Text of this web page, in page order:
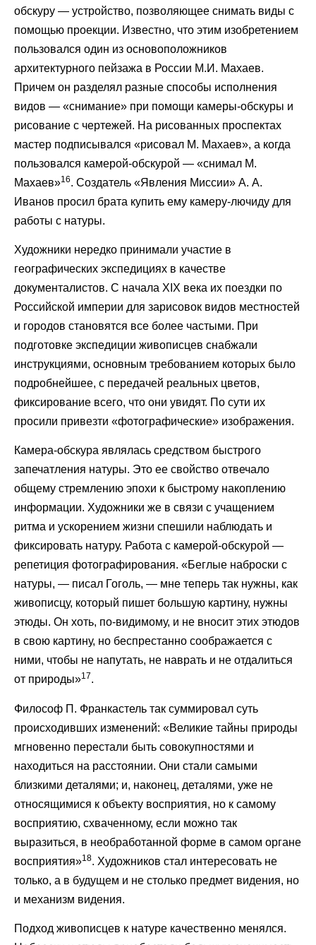
обскуру — устройство, позволяющее снимать виды с
помощью проекции. Известно, что этим изобретением
пользовался один из основоположников
архитектурного пейзажа в России М.И. Махаев.
Причем он разделял разные способы исполнения
видов — «снимание» при помощи камеры-обскуры и
рисование с чертежей. На рисованных проспектах
мастер подписывался «рисовал М. Махаев», а когда
пользовался камерой-обскурой — «снимал М.
Махаев»16. Создатель «Явления Миссии» А. А.
Иванов просил брата купить ему камеру-лючиду для
работы с натуры.
Художники нередко принимали участие в
географических экспедициях в качестве
документалистов. С начала XIX века их поездки по
Российской империи для зарисовок видов местностей
и городов становятся все более частыми. При
подготовке экспедиции живописцев снабжали
инструкциями, основным требованием которых было
подробнейшее, с передачей реальных цветов,
фиксирование всего, что они увидят. По сути их
просили привезти «фотографические» изображения.
Камера-обскура являлась средством быстрого
запечатления натуры. Это ее свойство отвечало
общему стремлению эпохи к быстрому накоплению
информации. Художники же в связи с учащением
ритма и ускорением жизни спешили наблюдать и
фиксировать натуру. Работа с камерой-обскурой —
репетиция фотографирования. «Беглые наброски с
натуры, — писал Гоголь, — мне теперь так нужны, как
живописцу, который пишет большую картину, нужны
этюды. Он хоть, по-видимому, и не вносит этих этюдов
в свою картину, но беспрестанно соображается с
ними, чтобы не напутать, не наврать и не отдалиться
от природы»17.
Философ П. Франкастель так суммировал суть
происходивших изменений: «Великие тайны природы
мгновенно перестали быть совокупностями и
находиться на расстоянии. Они стали самыми
близкими деталями; и, наконец, деталями, уже не
относящимися к объекту восприятия, но к самому
восприятию, схваченному, если можно так
выразиться, в необработанной форме в самом органе
восприятия»18. Художников стал интересовать не
только, а в будущем и не столько предмет видения, но
и механизм видения.
Подход живописцев к натуре качественно менялся.